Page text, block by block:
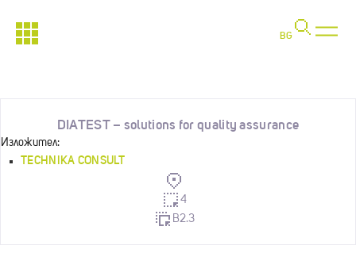
BG
DIATEST – solutions for quality assurance
Изложител:
TECHNIKA CONSULT
4
B2.3